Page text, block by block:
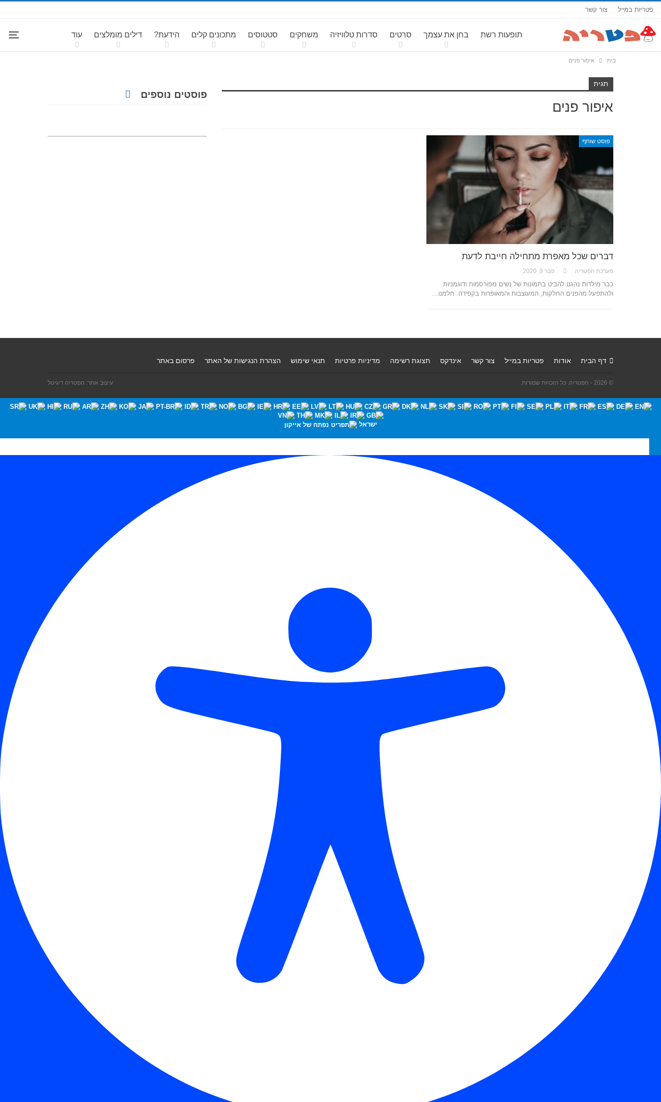
פטריות במייל צור קשר
תופעות רשת בחן את עצמך סרטים סדרות טלוויזיה משחקים סטטוסים מתכונים קלים הידעת? דילים מומלצים עוד
בית איפור פנים
תגית
איפור פנים
פוסט שותף
דברים שכל מאפרת מתחילה חייבת לדעת
מערכת הפטריה פבר 9, 2020
כבר מילדות נהגנו להביט בתמונות של נשים מפורסמות ודוגמניות
ולהתפעל מהפנים החלקות, המעוצבות והמאופרות בקפידה. חלמנו…
פוסטים נוספים
דף הבית אודות פטריות במייל צור קשר אינדקס תצוגת רשימה מדיניות פרטיות תנאי שימוש הצהרת הנגישות של האתר פרסום באתר
© 2026 - הפטריה. כל הזכויות שמורות. עיצוב אתר: הפטריה דיגיטל
ישראל